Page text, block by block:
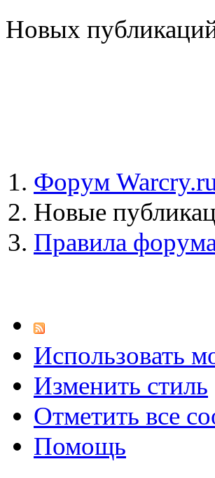
Новых
Форум
Новые
Правила
Использовать
Изменить стиль
Отметить все
Помощь